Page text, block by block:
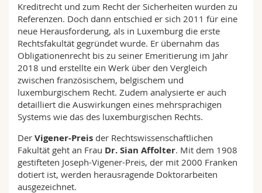
Kreditrecht und zum Recht der Sicherheiten wurden zu
Referenzen. Doch dann entschied er sich 2011 für eine
neue Herausforderung, als in Luxemburg die erste
Rechtsfakultät gegründet wurde. Er übernahm das
Obligationenrecht bis zu seiner Emeritierung im Jahr
2018 und erstellte ein Werk über den Vergleich
zwischen französischem, belgischem und
luxemburgischem Recht. Zudem analysierte er auch
detailliert die Auswirkungen eines mehrsprachigen
Systems wie das des luxemburgischen Rechts.
Der Vigener-Preis der Rechtswissenschaftlichen
Fakultät geht an Frau Dr. Sian Affolter. Mit dem 1908
gestifteten Joseph-Vigener-Preis, der mit 2000 Franken
dotiert ist, werden herausragende Doktorarbeiten
ausgezeichnet.